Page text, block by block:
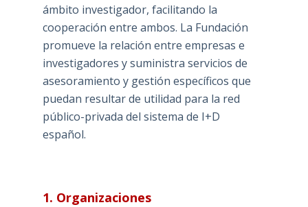
ámbito investigador, facilitando la
cooperación entre ambos. La Fundación
promueve la relación entre empresas e
investigadores y suministra servicios de
asesoramiento y gestión específicos que
puedan resultar de utilidad para la red
público-privada del sistema de I+D
español.
1. Organizaciones